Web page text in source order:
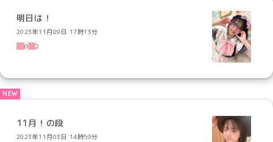
明日は！
2023年11月09日 17時13分
0
2
11月！の段
2023年11月03日 14時59分